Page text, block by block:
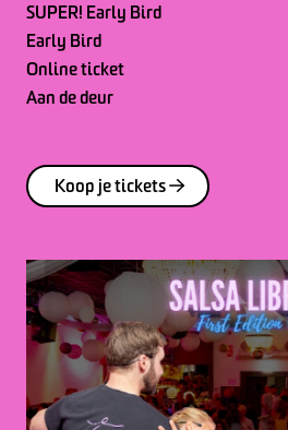
SUPER! Early Bird
Early Bird
Online ticket
Aan de deur
Koop je tickets